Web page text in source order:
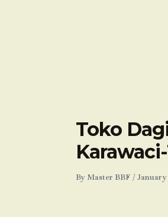
Toko
By Master BBF /January